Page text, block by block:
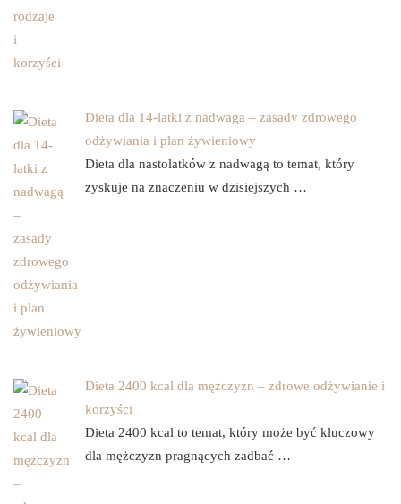
Dieta dla 14-latki z nadwagą – zasady zdrowego
odżywiania i plan żywieniowy
Dieta dla nastolatków z nadwagą to temat, który
zyskuje na znaczeniu w dzisiejszych …
Dieta 2400 kcal dla mężczyzn – zdrowe odżywianie i
korzyści
Dieta 2400 kcal to temat, który może być kluczowy
dla mężczyzn pragnących zadbać …